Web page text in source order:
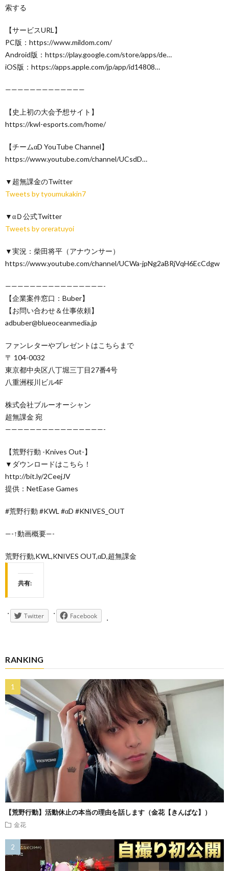
索する
【サービスURL】
PC版：https://www.mildom.com/
Android版：https://play.google.com/store/apps/de…
iOS版：https://apps.apple.com/jp/app/id14808…
—————————————
【史上初の大会予想サイト】
https://kwl-esports.com/home/
【チームαD YouTube Channel】
https://www.youtube.com/channel/UCsdD…
▼超無課金のTwitter
Tweets by tyoumukakin7
▼αＤ公式Twitter
Tweets by oreratuyoi
▼実況：柴田将平（アナウンサー）
https://www.youtube.com/channel/UCWa-jpNg2aBRjVqH6EcCdgw
————————————————-
【企業案件窓口：Buber】
【お問い合わせ＆仕事依頼】
adbuber@blueoceanmedia.jp
ファンレターやプレゼントはこちらまで
〒 104-0032
東京都中央区八丁堀三丁目27番4号
八重洲桜川ビル4F
株式会社ブルーオーシャン
超無課金 宛
————————————————-
【荒野行動 -Knives Out-】
▼ダウンロードはこちら！
http://bit.ly/2CeejJV
提供：NetEase Games
#荒野行動 #KWL #αD #KNIVES_OUT
—-↑動画概要—-
荒野行動,KWL,KNIVES OUT,αD,超無課金
共有:
Twitter Facebook
RANKING
【荒野行動】活動休止の本当の理由を話します（金花【きんばな】）
金花